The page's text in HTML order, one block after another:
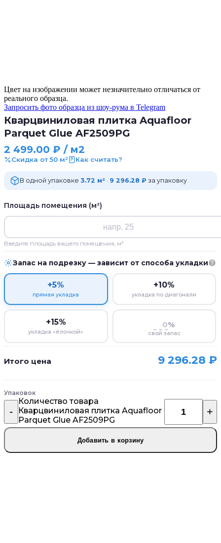
Цвет на изображении может незначительно отличаться от
реального образца.
Запросить фото образца из шоу-рума в Telegram
Кварцвиниловая плитка Aquafloor
Parquet Glue AF2509PG
2 499.00 ₽ / м2
Скидка от 50 м² Как считать?
В одной упаковке 3.72 м² · 9 296.28 ₽ за упаковку
Площадь помещения (м²)
Введите площадь вашего помещения, м²
Запас на подрезку — зависит от способа укладки
+5%
прямая укладка
+10%
укладка по диагонали
+15%
укладка «ёлочкой»
%
свой запас
Итого цена 9 296.28 ₽
Упаковок
Количество товара
Кварцвиниловая плитка Aquafloor
Parquet Glue AF2509PG
Добавить в корзину